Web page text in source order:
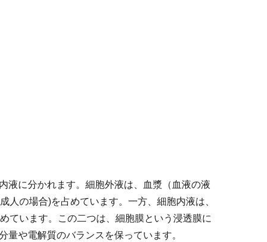
液に分かれます。細胞外液は、血漿（血液の液
人の場合)を占めています。一方、細胞内液は、
ています。この二つは、細胞膜という浸透膜に
量や電解質のバランスを保っています。